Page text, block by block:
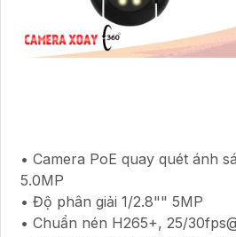
• Camera PoE quay quét ánh
5.0MP
• Độ phân giải 1/2.8"" 5MP
• Chuẩn nén H265+, 25/